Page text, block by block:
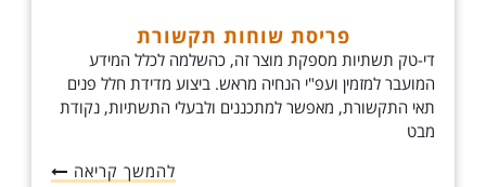
פריסת שוחות תקשורת
די-טק תשתיות מספקת מוצר זה, כהשלמה לכלל המידע
המועבר למזמין ועפ"י הנחיה מראש. ביצוע מדידת חלל פנים
תאי התקשורת, מאפשר למתכננים ולבעלי התשתיות, נקודת
מבט
להמשך קריאה